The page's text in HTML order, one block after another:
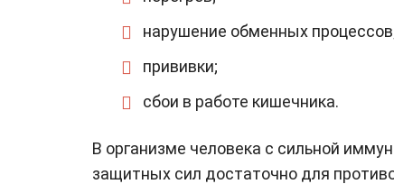
нарушение обменных
прививки;
сбои в работе кишечника.
В организме человека с сильной
защитных сил достаточно для